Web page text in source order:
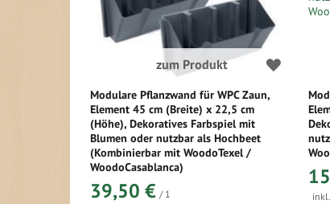
zum Produkt
Modulare Pflanzwand für WPC Zaun,
Element 45 cm (Breite) x 22,5 cm
(Höhe), Dekoratives Farbspiel mit
Blumen oder nutzbar als Hochbeet
(Kombinierbar mit WoodoTexel /
WoodoCasablanca)
39,50 € / 1